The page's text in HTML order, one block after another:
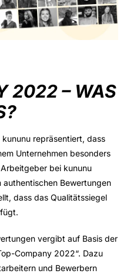
2022 – WAS
repräsentiert, dass
Unternehmen besonders
bei kununu
Bewertungen
dass das Qualitätssiegel
vergibt auf Basis der
Company 2022“. Dazu
und Bewerbern